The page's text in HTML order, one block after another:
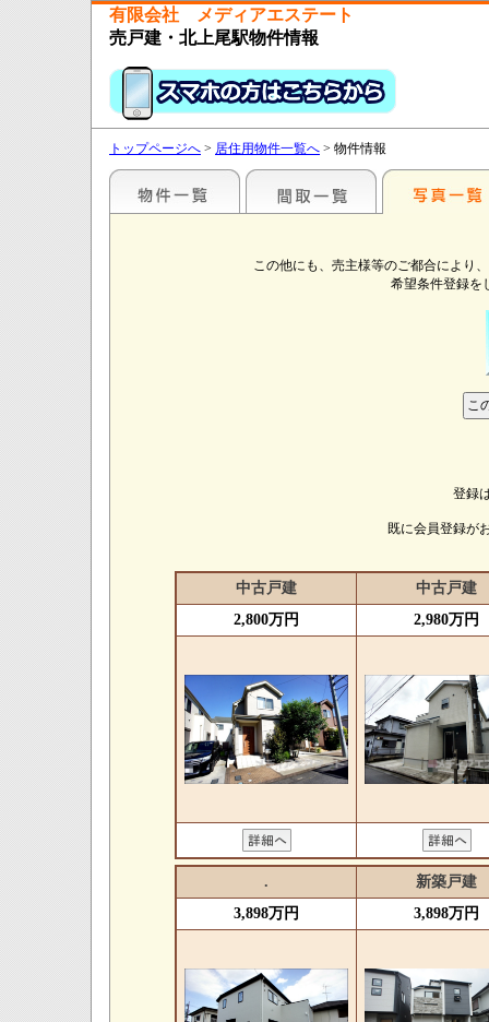
有限会社 メディアエステート
売戸建・北上尾駅物件情報
トップページへ > 居住用物件一覧へ > 物件情報
この他にも、売主様等のご都合により
希望条件登録を
登録
既に会員登録が
中古戸建
中古戸建
2,800万円
2,980万円
.
新築戸建
3,898万円
3,898万円